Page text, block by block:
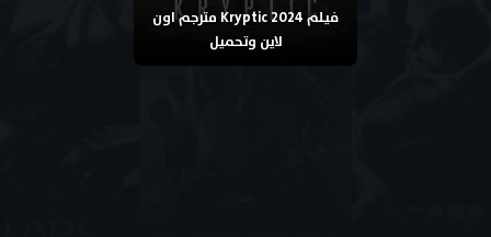
فيلم Kryptic 2024 مترجم اون
لاين وتحميل